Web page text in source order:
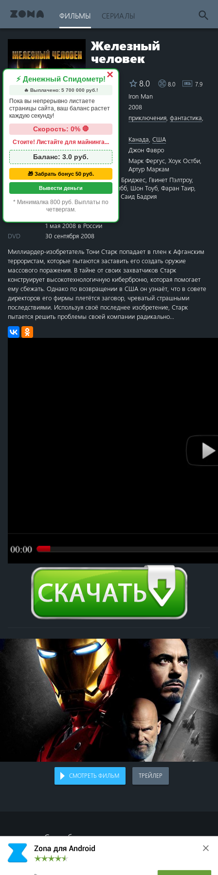
ФИЛЬМЫ СЕРИАЛЫ
10 stars
9 stars
8 stars
7 stars
6 stars
5 stars
4 stars
3 stars
2 stars
1 star
Железный
человек
Рейтинг 8.0 8.0 7.9
Iron Man
Год
2008
приключения фантастика
Страна
Канада США
Режиссёр
Джон Фавро
Сценарий
Марк Фергус Хоук Остби
Артур Маркам
Актёры
Роберт Дауни мл.,Джефф Бриджес Гвинет Пэлтроу,
Терренс Ховард
Лесли Бибб Шон Тоуб Фаран Таир
Кларк Грегг,Джон Фавро
Саид Бадрия
Время
2 часа 07 минут
1 мая 2008 в России
DVD
30 сентября 2008
Миллиардер-изобретатель Тони Старк попадает в плен к Афганским
террористам, которые пытаются заставить его создать оружие
массового поражения. В тайне от своих захватчиков Старк
конструирует высокотехнологичную киберброню, которая помогает
ему сбежать. Однако по возвращении в США он узнаёт, что в совете
директоров его фирмы плетётся заговор, чреватый страшными
последствиями. Используя своё последнее изобретение, Старк
пытается решить проблемы своей компании радикально...
СМОТРЕТЬ ФИЛЬМ ТРЕЙЛЕР
Спасибо, что делитесь с друзьями
×
⚡ Денежный Спидометр!
🔥 Выплачено: 5 700 000 руб.!
Пока вы непрерывно листаете
страницы сайта, ваш баланс растет
каждую секунду!
Скорость: 0% 🛑
Стоите! Листайте для майнинга...
Баланс: 3.0 руб.
🎁 Забрать бонус 50 руб.
Вывести деньги
* Минималка 800 руб. Выплаты по
четвергам.